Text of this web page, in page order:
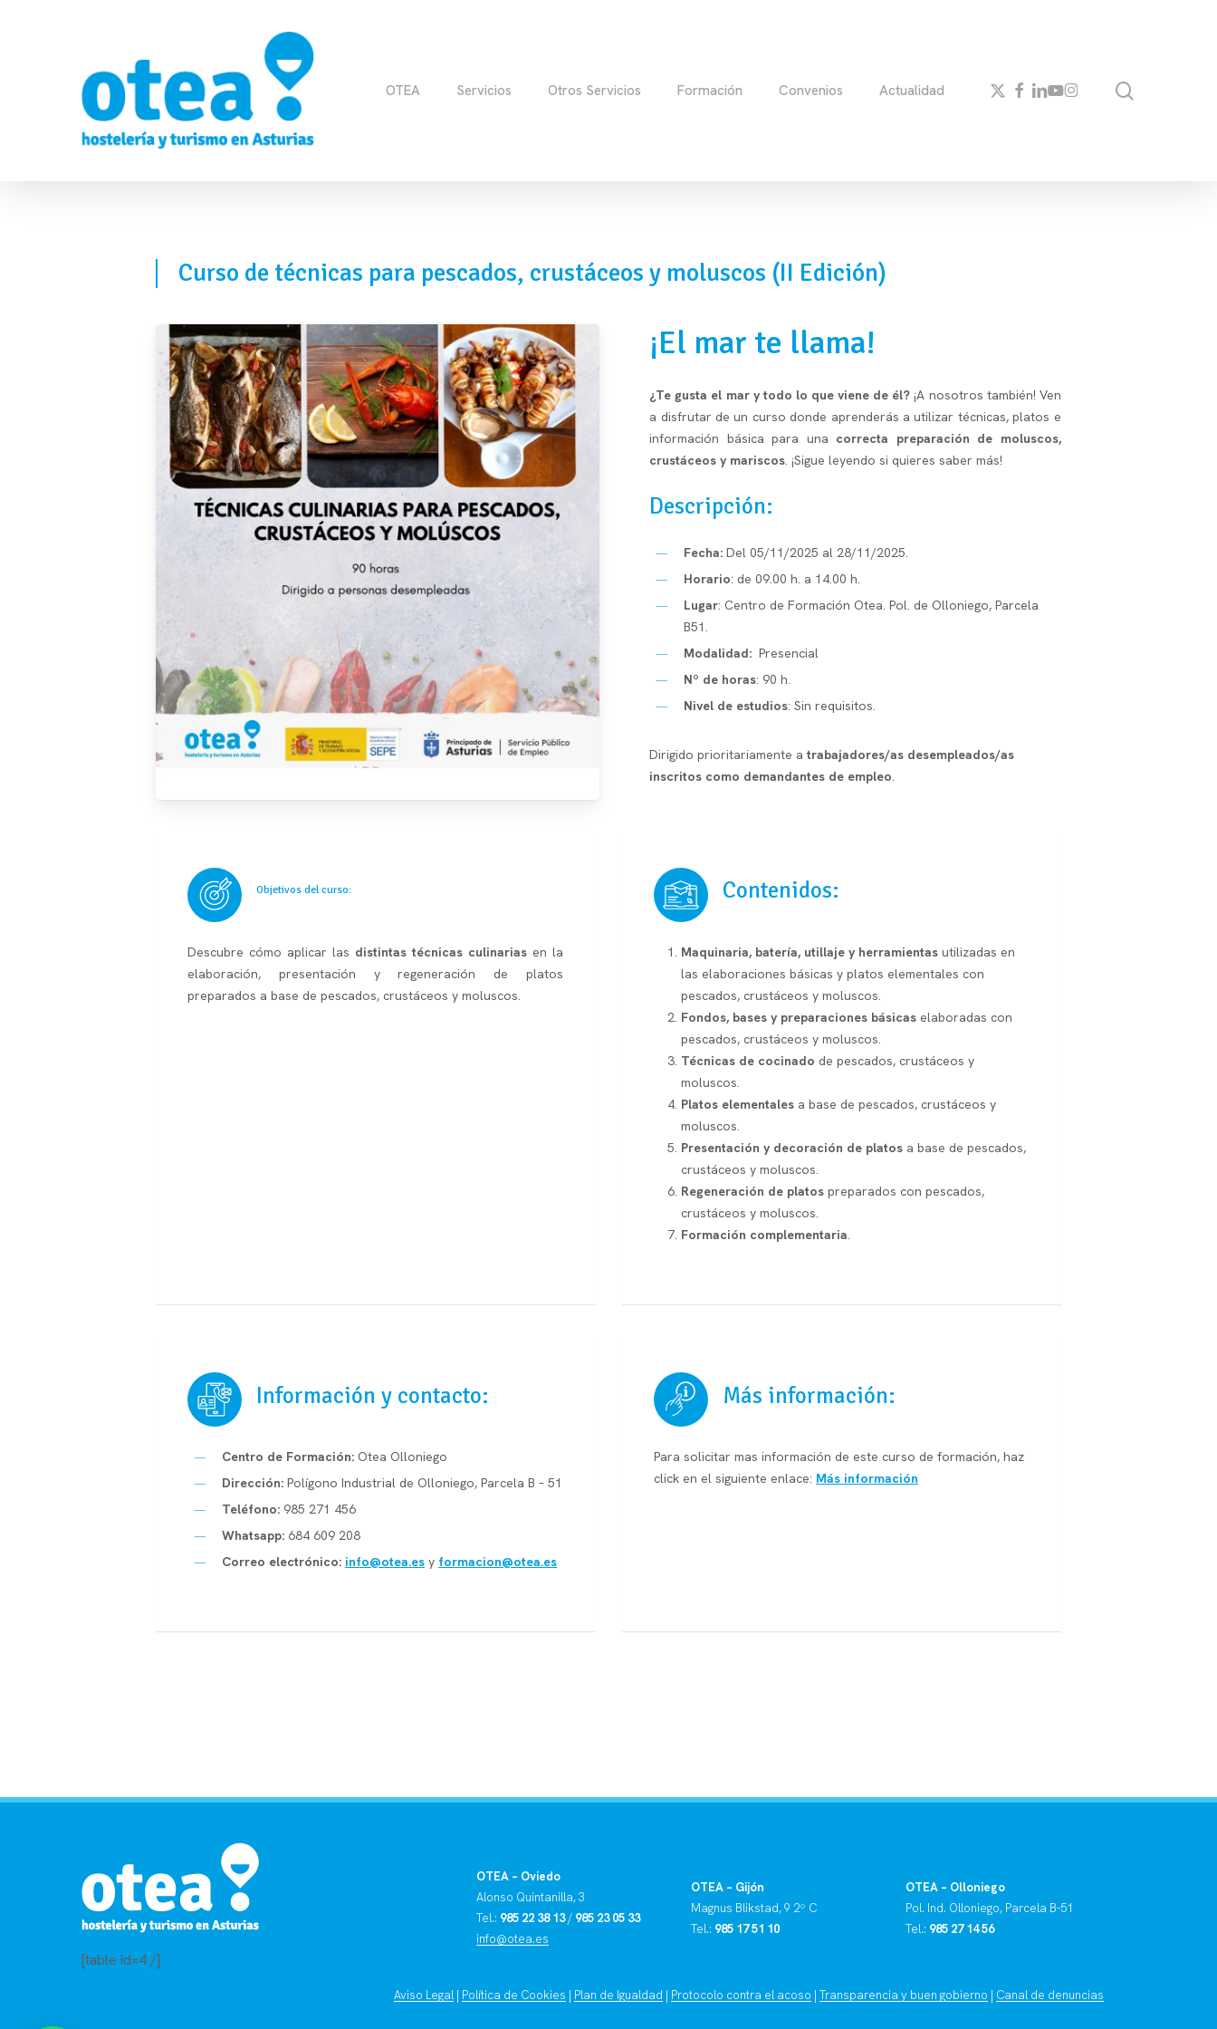
OTEA Servicios Otros Servicios Formación Convenios Actualidad x-
twitter
facebook
linkedin
youtube
instagram
Curso de técnicas para pescados, crustáceos y moluscos (II Edición)
¡El mar te llama!
¿Te gusta el mar y todo lo que viene de él? ¡A nosotros también! Ven
a disfrutar de un curso donde aprenderás a utilizar técnicas, platos e
información básica para una correcta preparación de moluscos,
crustáceos y mariscos. ¡Sigue leyendo si quieres saber más!
Descripción:
Fecha:Del 05/11/2025 al 28/11/2025.
Horario: de 09.00 h. a 14.00 h.
Lugar: Centro de Formación Otea. Pol. de Olloniego, Parcela
B51.
Modalidad: Presencial
Nº de horas: 90 h.
Nivel de estudios: Sin requisitos.
Dirigido prioritariamente atrabajadores/as desempleados/as
inscritos como demandantes de empleo.
Objetivos del curso:
Descubre cómo aplicar las distintas técnicas culinarias en la
elaboración, presentación y regeneración de platos
preparados a base de pescados, crustáceos y moluscos.
Contenidos:
Maquinaria, batería, utillaje y herramientas utilizadas en
las elaboraciones básicas y platos elementales con
pescados, crustáceos y moluscos.
Fondos, bases y preparaciones básicas elaboradas con
pescados, crustáceos y moluscos.
Técnicas de cocinado de pescados, crustáceos y
moluscos.
Platos elementales a base de pescados, crustáceos y
moluscos.
Presentación y decoración de platos a base de pescados,
crustáceos y moluscos.
Regeneración de platos preparados con pescados,
crustáceos y moluscos.
Formación complementaria.
Información y contacto:
Centro de Formación: Otea Olloniego
Dirección: Polígono Industrial de Olloniego, Parcela B – 51
Teléfono: 985 271 456
Whatsapp: 684 609 208
Correo electrónico: info@otea.es y formacion@otea.es
Más información:
Para solicitar mas información de este curso de formación, haz
click en el siguiente enlace: Más información
[table id=4 /]
OTEA – Oviedo
Alonso Quintanilla, 3
Tel.: 985 22 38 13/ 985 23 05 33
info@otea.es
OTEA – Gijón
Magnus Blikstad, 9 2º C
Tel.: 985 17 51 10
OTEA – Olloniego
Pol. Ind. Olloniego, Parcela B-51
Tel.: 985 27 14 56
Aviso Legal| Política de Cookies | Plan de Igualdad | Protocolo contra el acoso |Transparencia y buen gobierno | Canal de denuncias